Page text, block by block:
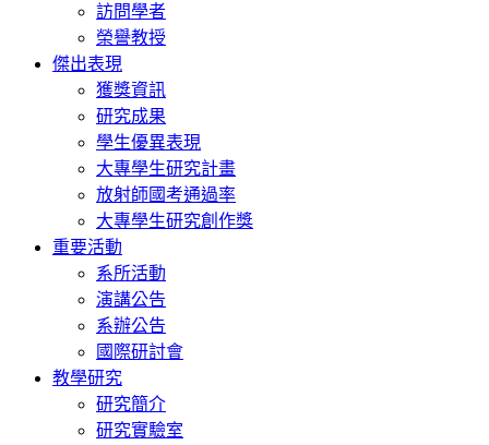
訪問學者
榮譽教授
傑出表現
獲獎資訊
研究成果
學生優異表現
大專學生研究計畫
放射師國考通過率
大專學生研究創作獎
重要活動
系所活動
演講公告
系辦公告
國際研討會
教學研究
研究簡介
研究實驗室